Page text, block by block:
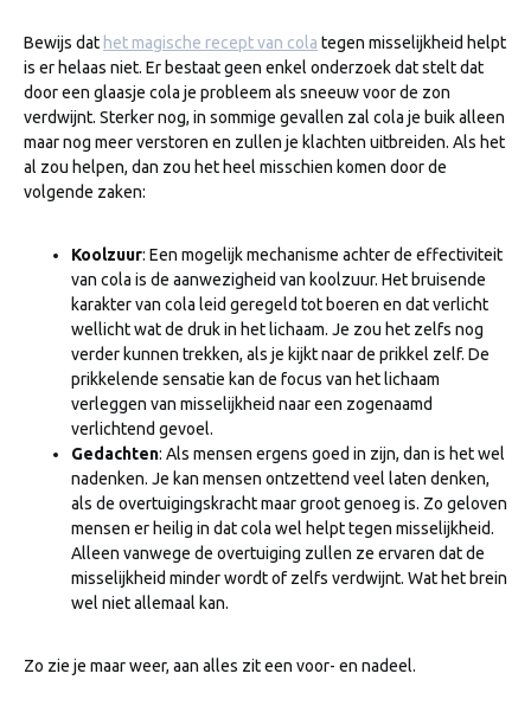
Bewijs dat het magische recept van cola tegen misselijkheid helpt
is er helaas niet. Er bestaat geen enkel onderzoek dat stelt dat
door een glaasje cola je probleem als sneeuw voor de zon
verdwijnt. Sterker nog, in sommige gevallen zal cola je buik alleen
maar nog meer verstoren en zullen je klachten uitbreiden. Als het
al zou helpen, dan zou het heel misschien komen door de
volgende zaken:
Koolzuur: Een mogelijk mechanisme achter de effectiviteit
van cola is de aanwezigheid van koolzuur. Het bruisende
karakter van cola leid geregeld tot boeren en dat verlicht
wellicht wat de druk in het lichaam. Je zou het zelfs nog
verder kunnen trekken, als je kijkt naar de prikkel zelf. De
prikkelende sensatie kan de focus van het lichaam
verleggen van misselijkheid naar een zogenaamd
verlichtend gevoel.
Gedachten: Als mensen ergens goed in zijn, dan is het wel
nadenken. Je kan mensen ontzettend veel laten denken,
als de overtuigingskracht maar groot genoeg is. Zo geloven
mensen er heilig in dat cola wel helpt tegen misselijkheid.
Alleen vanwege de overtuiging zullen ze ervaren dat de
misselijkheid minder wordt of zelfs verdwijnt. Wat het brein
wel niet allemaal kan.
Zo zie je maar weer, aan alles zit een voor- en nadeel.